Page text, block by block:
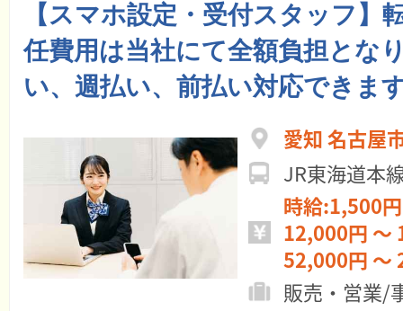
【スマホ設定・受付スタッフ】
任費用は当社にて全額負担とな
い、週払い、前払い対応できま
愛知 名古屋
JR東海道本
時給:1,500
12,000円 ～
52,000円 ～
販売・営業/